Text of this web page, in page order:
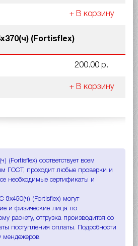
+ В корзину
(Fortisflex)
200.00 р.
+ В корзину
(Fortisflex) соответствует всем
ГОСТ, проходит любые проверки и
необходимые сертификаты и
8x450(ч) (Fortisflex) могут
и физические лица по
расчету, отгрузка производится со
поступления оплаты. Подробности
мендежеров